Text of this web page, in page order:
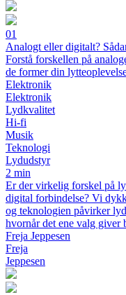
01
Analogt eller digitalt?
Forstå forskellen på
de former din
Elektronik
Elektronik
Lydkvalitet
Hi-fi
Musik
Teknologi
Lydudstyr
2 min
Er der virkelig forskel på
digital forbindelse? Vi
og teknologien påvirker
hvornår det ene valg giver
Freja Jeppesen
Freja
Jeppesen